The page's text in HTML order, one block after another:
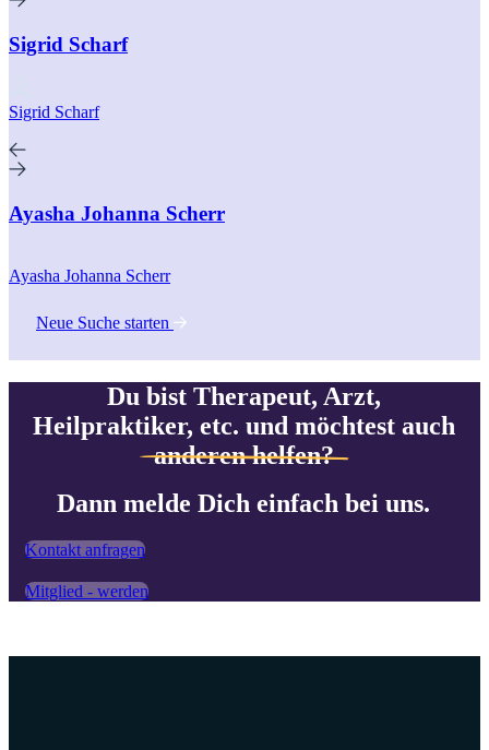
Sigrid Scharf
Sigrid Scharf
Ayasha Johanna Scherr
Ayasha Johanna Scherr
Neue Suche starten
Du bist Therapeut, Arzt,
Heilpraktiker, etc. und möchtest auch
anderen helfen?
Dann melde Dich einfach bei uns.
Kontakt anfragen
Mitglied - werden